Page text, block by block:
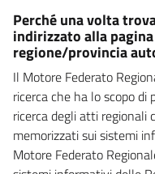
Perché una volta
indirizzato alla
regione/provincia
Il Motore Federato
ricerca che ha lo scopo
ricerca degli atti
memorizzati sui sistemi
Motore Federato